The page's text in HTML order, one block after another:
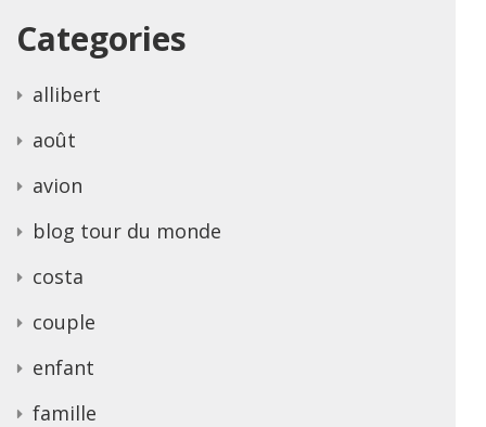
Categories
allibert
août
avion
blog tour du monde
costa
couple
enfant
famille